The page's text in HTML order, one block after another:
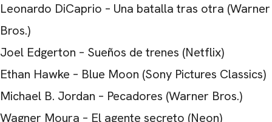
Leonardo DiCaprio – Una batalla tras otra (Warner
Bros.)
Joel Edgerton – Sueños de trenes (Netflix)
Ethan Hawke – Blue Moon (Sony Pictures Classics)
Michael B. Jordan – Pecadores (Warner Bros.)
Wagner Moura – El agente secreto (Neon)